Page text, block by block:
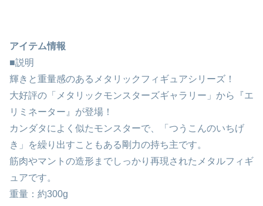
アイテム情報
■説明
輝きと重量感のあるメタリックフィギュアシリーズ！
大好評の「メタリックモンスターズギャラリー」から『エ
リミネーター』が登場！
カンダタによく似たモンスターで、「つうこんのいちげ
き」を繰り出すこともある剛力の持ち主です。
筋肉やマントの造形までしっかり再現されたメタルフィギ
ュアです。
重量：約300g